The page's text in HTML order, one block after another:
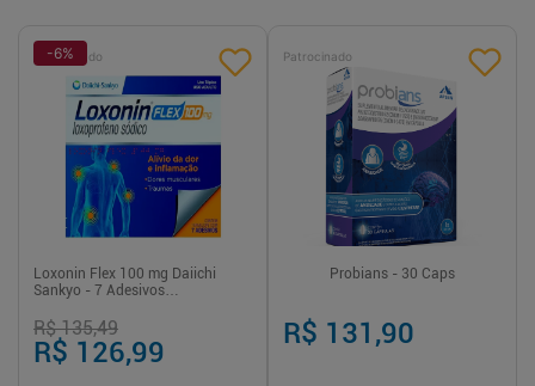
Patrocinado
-6%
Loxonin Flex 100 mg Daiichi
Sankyo - 7 Adesivos
R$ 135,49
R$ 126,99
Patrocinado
Probians - 30 Caps
R$ 131,90